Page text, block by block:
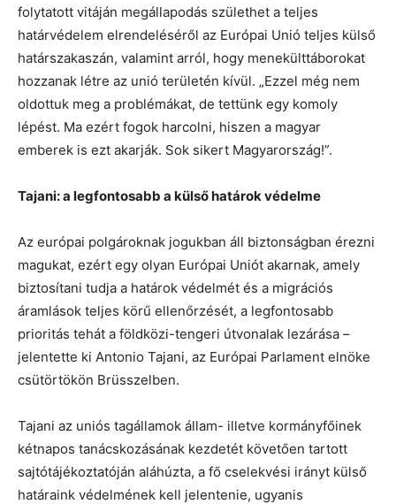
folytatott vitáján megállapodás születhet a teljes
határvédelem elrendeléséről az Európai Unió teljes külső
határszakaszán, valamint arról, hogy menekülttáborokat
hozzanak létre az unió területén kívül. „Ezzel még nem
oldottuk meg a problémákat, de tettünk egy komoly
lépést. Ma ezért fogok harcolni, hiszen a magyar
emberek is ezt akarják. Sok sikert Magyarország!”.
Tajani: a legfontosabb a külső határok védelme
Az európai polgároknak jogukban áll biztonságban érezni
magukat, ezért egy olyan Európai Uniót akarnak, amely
biztosítani tudja a határok védelmét és a migrációs
áramlások teljes körű ellenőrzését, a legfontosabb
prioritás tehát a földközi-tengeri útvonalak lezárása –
jelentette ki Antonio Tajani, az Európai Parlament elnöke
csütörtökön Brüsszelben.
Tajani az uniós tagállamok állam- illetve kormányfőinek
kétnapos tanácskozásának kezdetét követően tartott
sajtótájékoztatóján aláhúzta, a fő cselekvési irányt külső
határaink védelmének kell jelentenie, ugyanis